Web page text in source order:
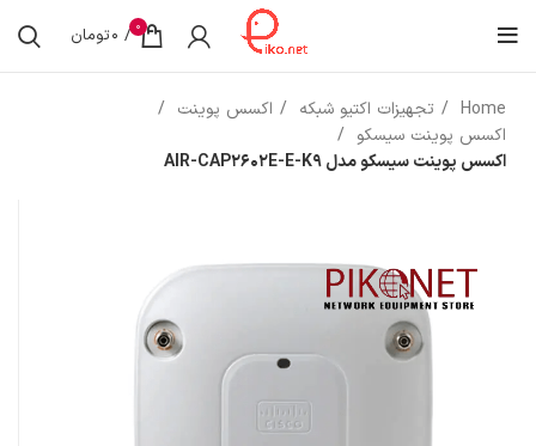
0
/
0تومان
Home تجهیزات اکتیو شبکه
اکسس پوینت
اکسس پوینت سیسکو
اکسس پوینت سیسکو مدل AIR-CAP2602E-E-K9